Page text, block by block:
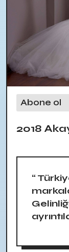
Abone ol
2018
“